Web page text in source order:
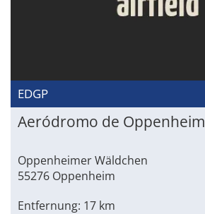
EDGP
Aeródromo de Oppenheim
Oppenheimer Wäldchen
55276 Oppenheim
Entfernung: 17 km